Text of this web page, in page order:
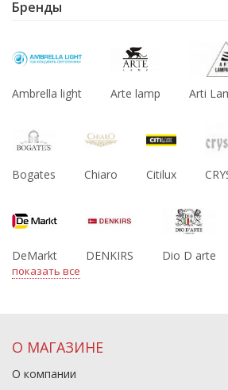
Бренды
Ambrella light Arte lamp Arti
Bogates Chiaro Citilux
DeMarkt DENKIRS Dio D arte
показать все
О МАГАЗИНЕ
О компании